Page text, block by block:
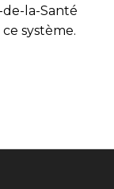
de-la-Santé
système.